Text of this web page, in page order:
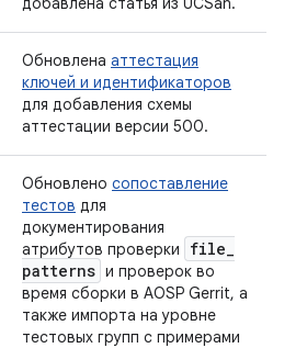
Обновлена ​​аттестация
ключей и идентификаторов
для добавления схемы
аттестации версии 500.
Обновлено сопоставление
тестов для
документирования
атрибутов проверки
file_
patterns и проверок во
время сборки в AOSP Gerrit, а
также импорта на уровне
тестовых групп с примерами